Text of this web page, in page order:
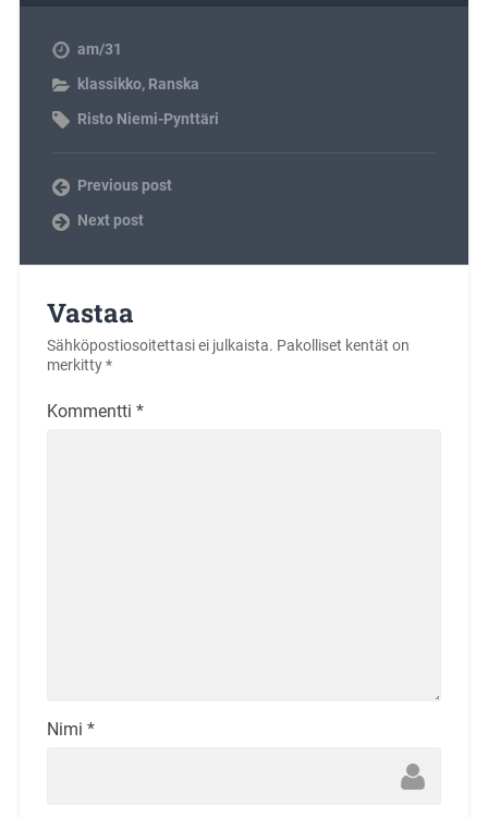
am/31
klassikko, Ranska
Risto Niemi-Pynttäri
Previous post
Next post
Vastaa
Sähköpostiosoitettasi ei julkaista. Pakolliset kentät on
merkitty*
Kommentti *
Nimi *